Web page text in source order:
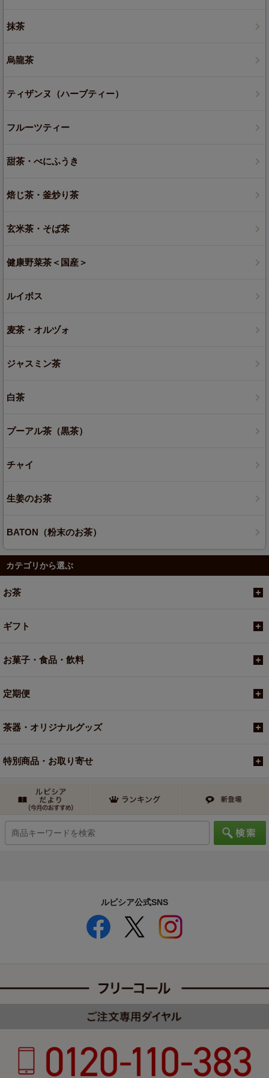
抹茶
烏龍茶
ティザンヌ（ハーブティー）
フルーツティー
甜茶・べにふうき
焙じ茶・釜炒り茶
玄米茶・そば茶
健康野菜茶＜国産＞
ルイボス
麦茶・オルヅォ
ジャスミン茶
白茶
プーアル茶（黒茶）
チャイ
生姜のお茶
BATON（粉末のお茶）
カテゴリから選ぶ
お茶
ギフト
お菓子・食品・飲料
定期便
茶器・オリジナルグッズ
特別商品・お取り寄せ
ルピシア公式SNS